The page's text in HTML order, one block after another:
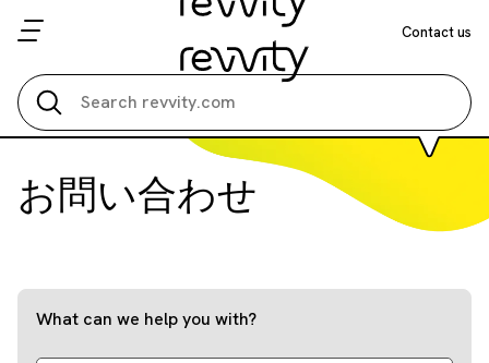
Contact us
お問い合わせ
What can we help you with?